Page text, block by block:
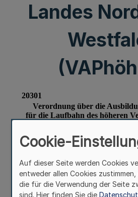
Landes
Cookie-
Auf dieser Seite werden Cookies
entweder allen Cookies zustimmen,
die für die Verwendung der Seite
sind. Hier finden Sie die